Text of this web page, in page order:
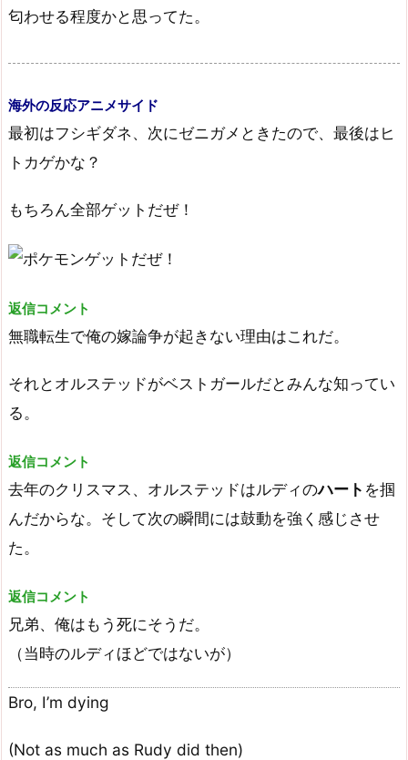
匂わせる程度かと思ってた。
海外の反応アニメサイド
最初はフシギダネ、次にゼニガメときたので、最後はヒ
トカゲかな？
もちろん全部ゲットだぜ！
返信コメント
無職転生で俺の嫁論争が起きない理由はこれだ。
それとオルステッドがベストガールだとみんな知ってい
る。
返信コメント
去年のクリスマス、オルステッドはルディのハート を掴
んだからな。そして次の瞬間には鼓動を強く感じさせ
た。
返信コメント
兄弟、俺はもう死にそうだ。
（当時のルディほどではないが）
Bro, I’m dying
(Not as much as Rudy did then)